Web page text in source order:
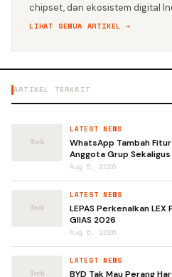
chipset, dan ekosistem digital
LIHAT SEMUA ARTIKEL →
ARTIKEL TERKAIT
LATEST NEWS
WhatsApp Tambah
Anggota Grup Sekaligus
Aug 5, 2026
LATEST NEWS
LEPAS Perkenalkan
GIIAS 2026
Aug 5, 2026
LATEST NEWS
BYD Tak Mau Perang